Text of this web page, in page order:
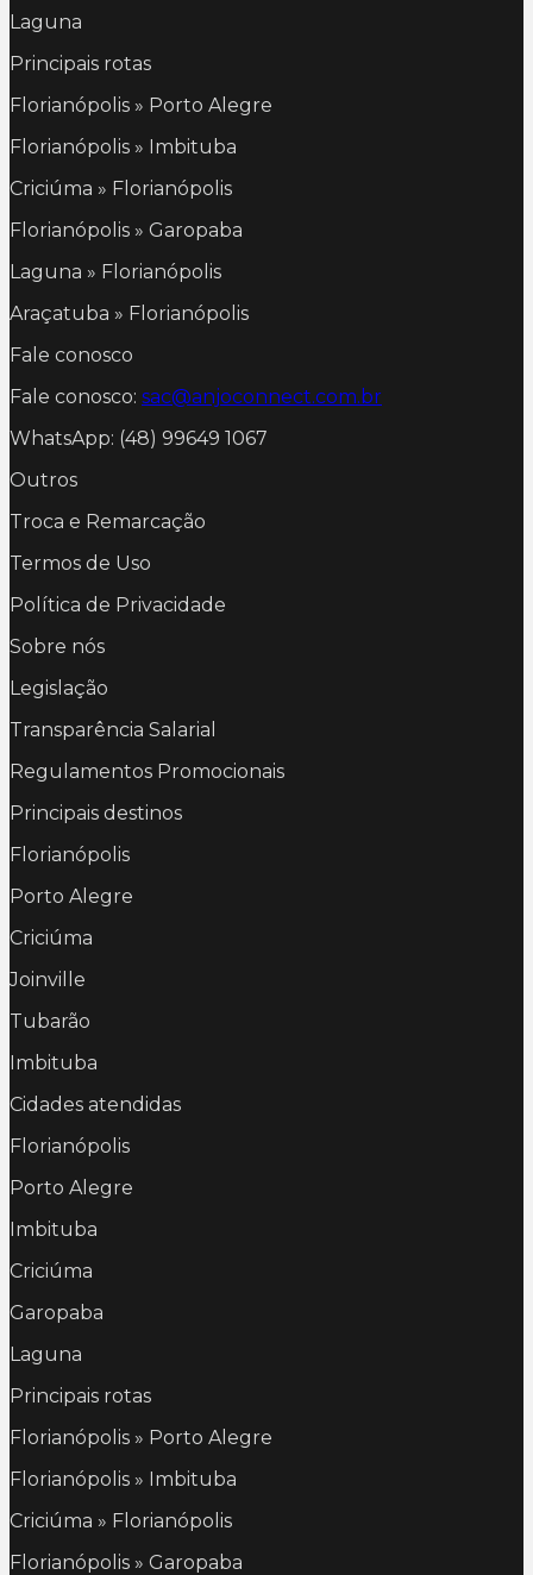
Laguna
Principais rotas
Florianópolis » Porto Alegre
Florianópolis » Imbituba
Criciúma » Florianópolis
Florianópolis » Garopaba
Laguna » Florianópolis
Araçatuba » Florianópolis
Fale conosco
Fale conosco: sac@anjoconnect.com.br
WhatsApp: (48) 99649 1067
Outros
Troca e Remarcação
Termos de Uso
Política de Privacidade
Sobre nós
Legislação
Transparência Salarial
Regulamentos Promocionais
Principais destinos
Florianópolis
Porto Alegre
Criciúma
Joinville
Tubarão
Imbituba
Cidades atendidas
Florianópolis
Porto Alegre
Imbituba
Criciúma
Garopaba
Laguna
Principais rotas
Florianópolis » Porto Alegre
Florianópolis » Imbituba
Criciúma » Florianópolis
Florianópolis » Garopaba